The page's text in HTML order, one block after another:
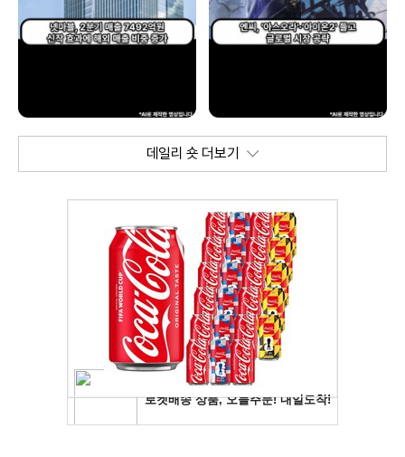
데일리 숏 더보기